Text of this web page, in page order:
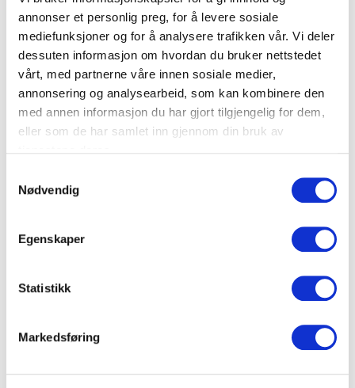
annonser et personlig preg, for å levere sosiale
mediefunksjoner og for å analysere trafikken vår. Vi deler
dessuten informasjon om hvordan du bruker nettstedet
vårt, med partnerne våre innen sosiale medier,
annonsering og analysearbeid, som kan kombinere den
med annen informasjon du har gjort tilgjengelig for dem,
eller som de har samlet inn gjennom din bruk av
Nødvendig
Egenskaper
Statistikk
Markedsføring
mental styrke.
Silje Gudahl
foredragsholder, forfatter,
sertifisert coach og
lidenskap for å hjelpe andre
til å bli den beste versjonen
Øyvind Kjerpeset
sprintere. Han har 10 NM-
kongepokal fra NM 2013 og
var tidligere innehaver av
rådgivning for et vellykket